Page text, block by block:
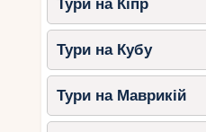
Тури на Кіпр
Тури на Кубу
Тури на Маврикій